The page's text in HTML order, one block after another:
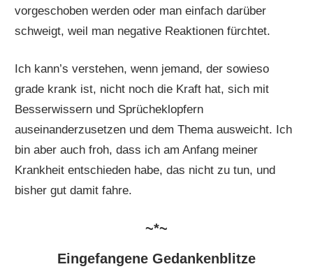
vorgeschoben werden oder man einfach darüber
schweigt, weil man negative Reaktionen fürchtet.
Ich kann’s verstehen, wenn jemand, der sowieso
grade krank ist, nicht noch die Kraft hat, sich mit
Besserwissern und Sprücheklopfern
auseinanderzusetzen und dem Thema ausweicht. Ich
bin aber auch froh, dass ich am Anfang meiner
Krankheit entschieden habe, das nicht zu tun, und
bisher gut damit fahre.
~*~
Eingefangene Gedankenblitze